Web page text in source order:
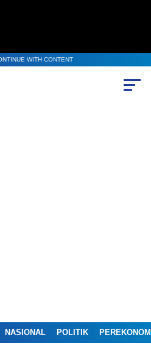
WITH CONTENT
NASIONAL POLITIK